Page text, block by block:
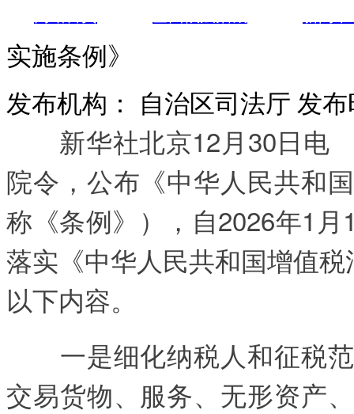
实施条例》
发布机构：
自治区司法厅 发布
新华社北京12月30日电
院令，公布《中华人民共和
称《条例》），自2026年1
落实《中华人民共和国增值
以下内容。
一是细化纳税人和征税范
交易货物、服务、无形资产